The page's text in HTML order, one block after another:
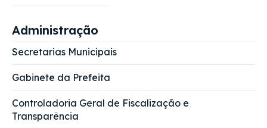
Administração
Secretarias Municipais
Gabinete da Prefeita
Controladoria Geral de Fiscalização e
Transparência